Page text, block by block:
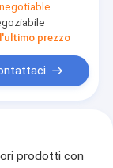
di colore per
di
ricicla
negotiable
prezzo
prodotti con